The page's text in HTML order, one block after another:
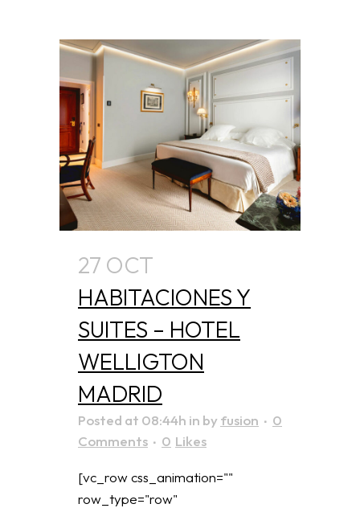
27 OCT
HABITACIONES Y
SUITES – HOTEL
WELLIGTON
MADRID
Posted at 08:44h in byfusion
0
Comments
0 Likes
[vc_row css_animation=""
row_type="row"